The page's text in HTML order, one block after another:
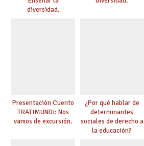
diversidad.
Presentación Cuento
TRATIMUNDI: Nos
vamos de excursión.
¿Por qué hablar de
determinantes
sociales de derecho a
la educación?